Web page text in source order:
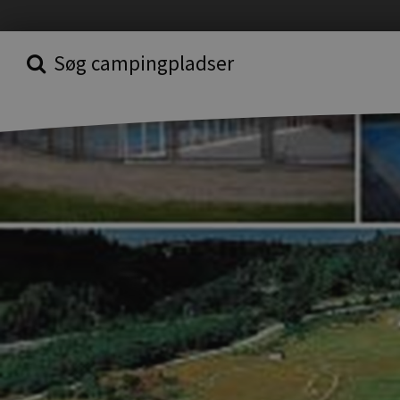
Søg campingpladser